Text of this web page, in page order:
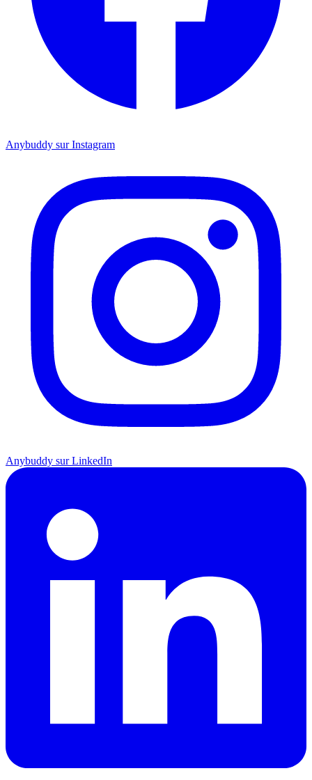
Anybuddy sur Instagram
Anybuddy sur LinkedIn